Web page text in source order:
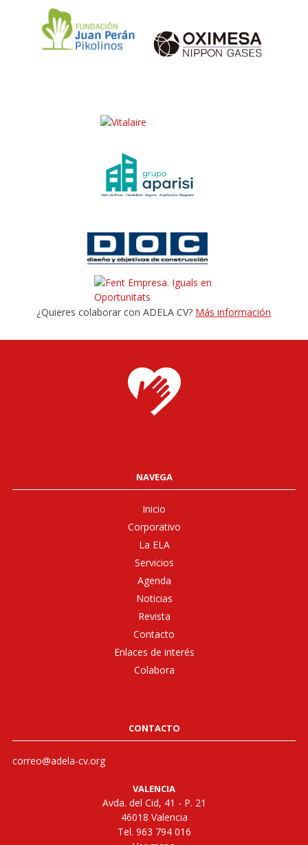
¿Quieres colaborar con ADELA CV? Más información
NAVEGA
Inicio
Corporativo
La ELA
Servicios
Agenda
Noticias
Revista
Contacto
Enlaces de interés
Colabora
CONTACTO
correo@adela-cv.org
VALENCIA
Avda. del Cid, 41 - P. 21
46018 Valencia
Tel. 963 794 016